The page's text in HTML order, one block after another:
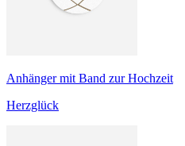
Anhänger mit Band zur Hochzeit
Herzglück